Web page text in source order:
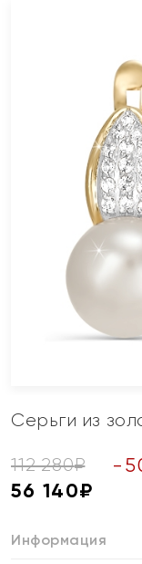
Серьги из
112 280₽ -
56 140₽
Информация